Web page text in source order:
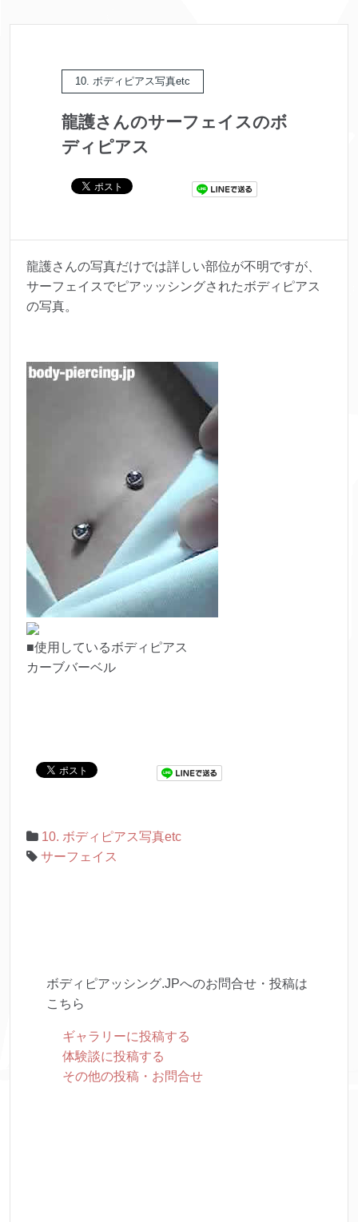
10. ボディピアス写真etc
龍護さんのサーフェイスのボ
ディピアス
龍護さんの写真だけでは詳しい部位が不明ですが、
サーフェイスでピアッッシングされたボディピアス
の写真。
■使用しているボディピアス
カーブバーベル
10. ボディピアス写真etc
サーフェイス
ボディピアッシング.JPへのお問合せ・投稿は
こちら
ギャラリーに投稿する
体験談に投稿する
その他の投稿・お問合せ